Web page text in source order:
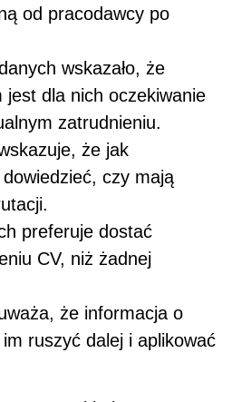
od pracodawcy po
wskazało, że
dla nich oczekiwanie
zatrudnieniu.
że jak
czy mają
preferuje dostać
CV, niż żadnej
że informacja o
ruszyć dalej i aplikować